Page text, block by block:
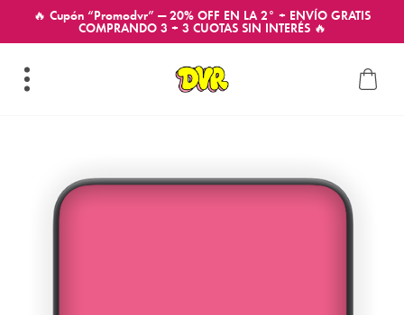
🔥 Cupón “Promodvr” — 20% OFF EN LA 2° + ENVÍO GRATIS
COMPRANDO 3 + 3 CUOTAS SIN INTERÉS 🔥